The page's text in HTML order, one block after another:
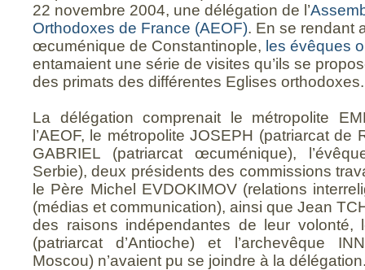
22 novembre 2004, une délégation de l’
Orthodoxes de France (AEOF). En se rendant
œcuménique de Constantinople, les évêques
entamaient une série de visites qu’ils se
des primats des différentes Eglises orthodoxes.
La délégation comprenait le métropolite
l’AEOF, le métropolite JOSEPH (patriarcat de
GABRIEL (patriarcat œcuménique),
Serbie), deux présidents des commissions
le Père Michel EVDOKIMOV (relations
(médias et communication), ainsi que Jean
des raisons indépendantes de leur volonté,
(patriarcat d’Antioche) et l’archevêque
Moscou) n’avaient pu se joindre à la